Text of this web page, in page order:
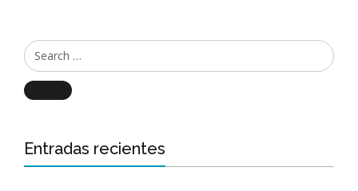
Search
Entradas recientes